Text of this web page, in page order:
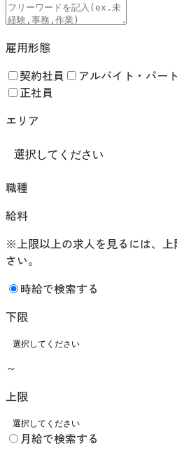
雇用形態
契約社員 アルバイト・パート
正社員
エリア
職種
給料
※上限以上の求人を見るには、上
さい。
時給で検索する
下限
～
上限
月給で検索する